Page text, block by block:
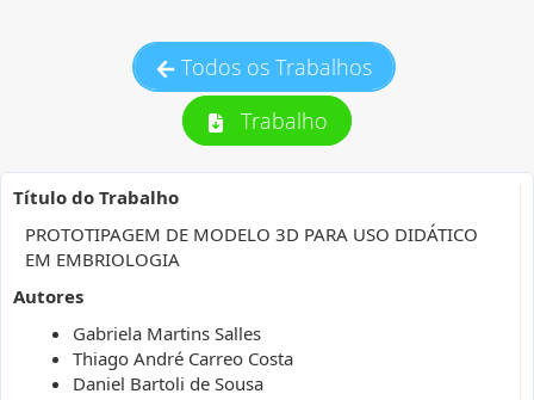
Todos os Trabalhos
Trabalho
Título do Trabalho
PROTOTIPAGEM DE MODELO 3D PARA USO DIDÁTICO
EM EMBRIOLOGIA
Autores
Gabriela Martins Salles
Thiago André Carreo Costa
Daniel Bartoli de Sousa